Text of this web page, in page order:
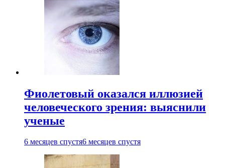
Фиолетовый оказался иллюзией
человеческого зрения: выяснили
ученые
6 месяцев спустя6 месяцев спустя